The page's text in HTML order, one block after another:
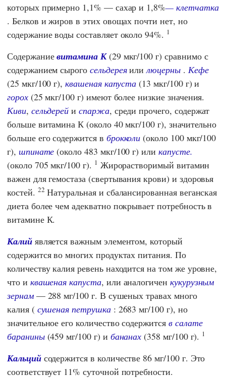
которых примерно 1,1% — сахар и 1,8%— клетчатка
. Белков и жиров в этих овощах почти нет, но
содержание воды составляет около 94%. 1
Содержаниевитамина К(29 мкг/100 г) сравнимо с
содержанием сырого сельдереяилилюцерны. Кефе
(25 мкг/100 г),квашеная капуста (13 мкг/100 г) и
горох(25 мкг/100 г) имеют более низкие значения.
Киви, сельдерей испаржа, среди прочего, содержат
больше витамина К (около 40 мкг/100 г), значительно
больше его содержится в брокколи (около 100 мкг/100
г), шпинате (около 483 мкг/100 г) или капусте.
(около 705 мкг/100 г). 1 Жирорастворимый витамин
важен для гемостаза (свертывания крови) и здоровья
костей. 22 Натуральная и сбалансированная веганская
диета более чем адекватно покрывает потребность в
витамине К.
Калийявляется важным элементом, который
содержится во многих продуктах питания. По
количеству калия ревень находится на том же уровне,
что и квашеная капуста, или аналогичен кукурузным
зернам— 288 мг/100 г. В сушеных травах много
калия ( сушеная петрушка: 2683 мг/100 г), но
значительное его количество содержится в салате
баранины(459 мг/100 г) и бананах (358 мг/100 г). 1
Кальцийсодержится в количестве 86 мг/100 г. Это
соответствует 11% суточной потребности.